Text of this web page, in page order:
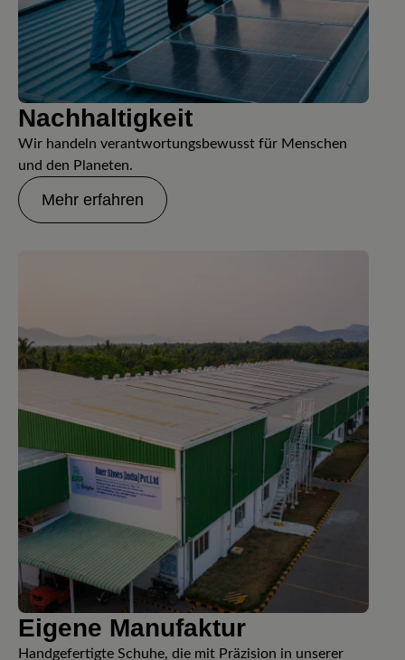
Nachhaltigkeit
Wir handeln verantwortungsbewusst für Menschen
und den Planeten.
Mehr erfahren
Eigene Manufaktur
Handgefertigte Schuhe, die mit Präzision in unserer